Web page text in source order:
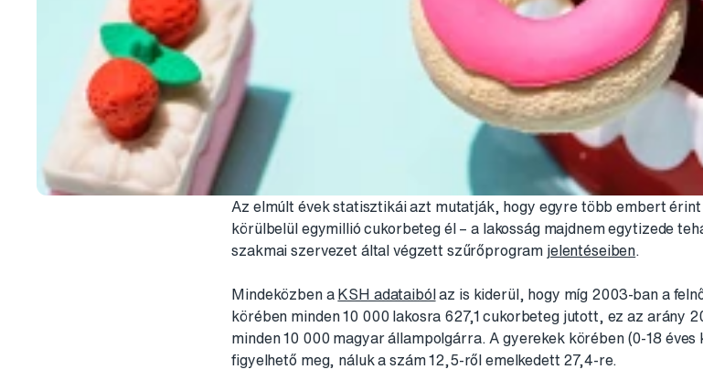
Az elmúlt évek statisztikái azt mutatják, hogy egyre több embert
körülbelül egymillió cukorbeteg él – a lakosság majdnem egytizede
szakmai szervezet által végzett szűrőprogram jelentéseiben.
Mindeközben a KSH adataiból az is kiderül, hogy míg 2003-ban a
körében minden 10 000 lakosra 627,1 cukorbeteg jutott, ez az arány
minden 10 000 magyar állampolgárra. A gyerekek körében (0-18 éves
figyelhető meg, náluk a szám 12,5-ről emelkedett 27,4-re.